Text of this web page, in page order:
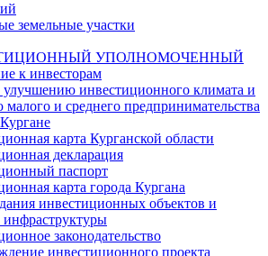
земельные участки
УПОЛНОМОЧЕННЫЙ
к инвесторам
улучшению инвестиционного климата и
малого и среднего предпринимательства
карта Курганской области
декларация
паспорт
карта города Кургана
инвестиционных объектов и
инфраструктуры
законодательство
инвестиционного проекта